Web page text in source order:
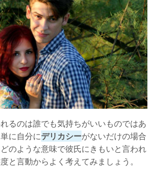
れるのは誰でも気持ちがいいものではあ
に自分にデリカシーがないだけの場合
のような意味で彼氏にきもいと言われ
と言動からよく考えてみましょう。